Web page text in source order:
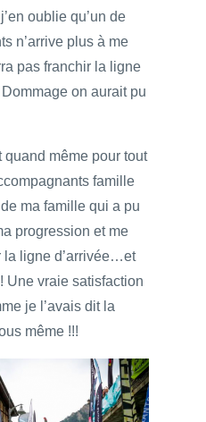
oublie qu’un de
n’arrive plus à me
pas franchir la ligne
on aurait pu
quand même pour tout
famille
ma famille qui a pu
progression et me
la ligne d’arrivée…et
Une vraie satisfaction
je l’avais dit la
même !!!